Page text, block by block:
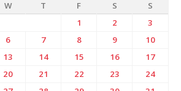
W T F S
S
1
2
3
6 7 8 9
10
13 14 15 16
17
20 21 22 23
24